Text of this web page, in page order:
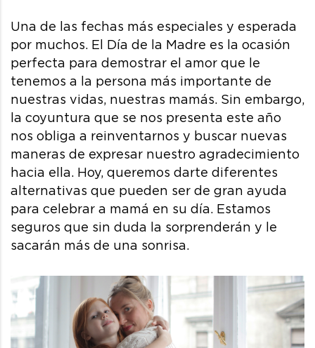
Una de las fechas más especiales y esperada
por muchos. El Día de la Madre es la ocasión
perfecta para demostrar el amor que le
tenemos a la persona más importante de
nuestras vidas, nuestras mamás. Sin embargo,
la coyuntura que se nos presenta este año
nos obliga a reinventarnos y buscar nuevas
maneras de expresar nuestro agradecimiento
hacia ella. Hoy, queremos darte diferentes
alternativas que pueden ser de gran ayuda
para celebrar a mamá en su día. Estamos
seguros que sin duda la sorprenderán y le
sacarán más de una sonrisa.